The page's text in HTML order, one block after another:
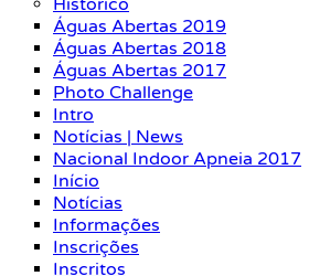
Histórico
Águas Abertas 2019
Águas Abertas 2018
Águas Abertas 2017
Photo Challenge
Intro
Notícias | News
Nacional Indoor Apneia 2017
Início
Notícias
Informações
Inscrições
Inscritos